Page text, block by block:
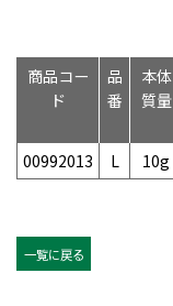
商品コー
ド
品
番
本体
質量
00992013
L 10g
一覧に戻る